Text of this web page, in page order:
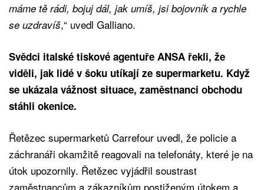
máme tě rádi, bojuj dál, jak umíš, jsi bojovník a rychle
se uzdravíš,“ uvedl Galliano.
Svědci italské tiskové agentuře ANSA řekli, že
viděli, jak lidé v šoku utíkají ze supermarketu. Když
se ukázala vážnost situace, zaměstnanci obchodu
stáhli okenice.
Řetězec supermarketů Carrefour uvedl, že policie a
záchranáři okamžitě reagovali na telefonáty, které je na
útok upozornily. Řetězec vyjádřil soustrast
zaměstnancům a zákazníkům postiženým útokem a